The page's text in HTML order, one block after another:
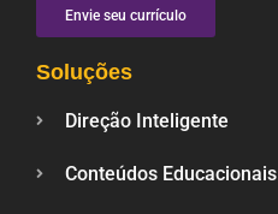
Envie seu currículo
Soluções
Direção Inteligente
Conteúdos Educacionais